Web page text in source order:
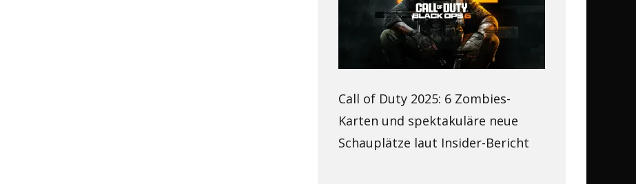
Call of Duty 2025: 6 Zombies-
Karten und spektakuläre neue
Schauplätze laut Insider-Bericht